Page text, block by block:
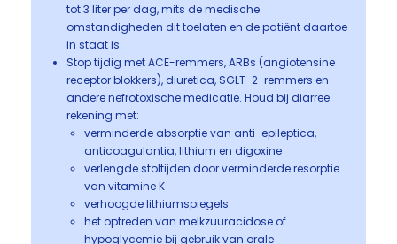
tot 3 liter per dag, mits de medische
omstandigheden dit toelaten en de patiënt daartoe
in staat is.
Stop tijdig met ACE-remmers, ARBs (angiotensine
receptor blokkers), diuretica, SGLT-2-remmers en
andere nefrotoxische medicatie. Houd bij diarree
rekening met:
verminderde absorptie van anti-epileptica,
anticoagulantia, lithium en digoxine
verlengde stoltijden door verminderde resorptie
van vitamine K
verhoogde lithiumspiegels
het optreden van melkzuuracidose of
hypoglycemie bij gebruik van orale